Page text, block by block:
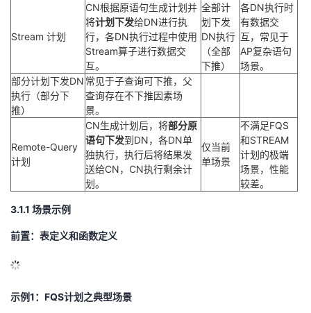
Stream 计划
CN根据原语句生成计划并
将计划下发给DN进行执
行，各DN执行过程中使用
Stream算子进行数据交
互。
全部计
划下发
DN执行
（全部
下推）
各DN执行时
有数据交
互，常见于
AP复杂语句
场景。
部分计划下发DN
执行（部分下
推）
常见于子查询可下推，父
查询存在不下推因素场
景。
Remote-Query
计划
CN生成计划后，将部分原
语句下发到DN，各DN单
独执行，执行后将结果发
送给CN，CN执行剩余计
划。
仅当前
单场景
不满足FQS
和STREAM
计划的极端
场景，性能
较差。
3.1.1 场景示例
前置：表定义和函数定义
示例1：FQS计划之典型场景